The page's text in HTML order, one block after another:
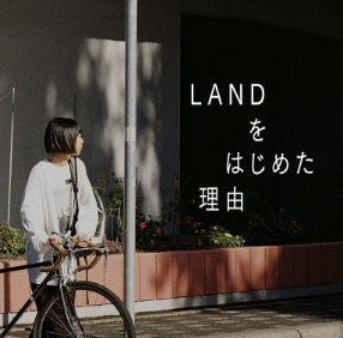
一覧を見る
グルメ しごと